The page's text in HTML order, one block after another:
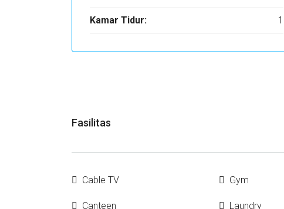
Kamar Tidur: 1
Fasilitas
Cable TV
Canteen
Gym
Laundry